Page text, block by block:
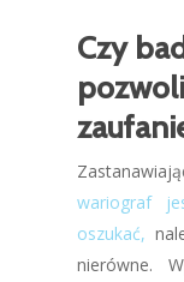
Czy
wariograf
oszukać,
nierówne.